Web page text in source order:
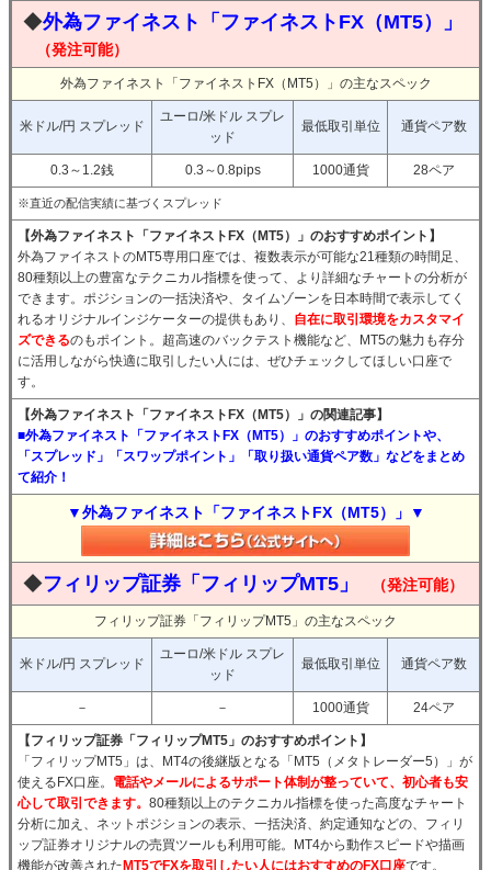
◆外為ファイネスト「ファイネストFX（MT5）」
（発注可能）
外為ファイネスト「ファイネストFX（MT5）」の主なスペック
米ドル/円 スプレッド
ユーロ/米ドル スプレ
ッド
最低取引単位 通貨ペア数
0.3～1.2銭 0.3～0.8pips 1000通貨 28ペア
※直近の配信実績に基づくスプレッド
【外為ファイネスト「ファイネストFX（MT5）」のおすすめポイント】
外為ファイネストのMT5専用口座では、複数表示が可能な21種類の時間足、
80種類以上の豊富なテクニカル指標を使って、より詳細なチャートの分析が
できます。ポジションの一括決済や、タイムゾーンを日本時間で表示してく
れるオリジナルインジケーターの提供もあり、 自在に取引環境をカスタマイ
ズできるのもポイント。超高速のバックテスト機能など、MT5の魅力も存分
に活用しながら快適に取引したい人には、ぜひチェックしてほしい口座で
す。
【外為ファイネスト「ファイネストFX（MT5）」の関連記事】
■外為ファイネスト「ファイネストFX（MT5）」のおすすめポイントや、
「スプレッド」「スワップポイント」「取り扱い通貨ペア数」などをまとめ
て紹介！
▼外為ファイネスト「ファイネストFX（MT5）」▼
◆フィリップ証券「フィリップMT5」 （発注可能）
フィリップ証券「フィリップMT5」の主なスペック
米ドル/円 スプレッド
ユーロ/米ドル スプレ
ッド
最低取引単位 通貨ペア数
－ － 1000通貨 24ペア
【フィリップ証券「フィリップMT5」のおすすめポイント】
「フィリップMT5」は、MT4の後継版となる「MT5（メタトレーダー5）」が
使えるFX口座。 電話やメールによるサポート体制が整っていて、初心者も安
心して取引できます。 80種類以上のテクニカル指標を使った高度なチャート
分析に加え、ネットポジションの表示、一括決済、約定通知などの、フィリ
ップ証券オリジナルの売買ツールも利用可能。MT4から動作スピードや描画
機能が改善された MT5でFXを取引したい人にはおすすめのFX口座です。